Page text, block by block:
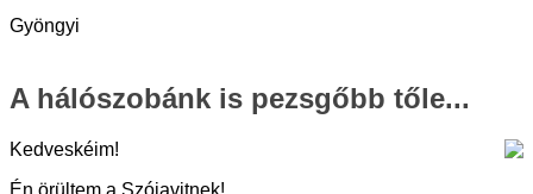
Gyöngyi
A hálószobánk is pezsgőbb tőle...
Kedveskéim!
Én örültem a Szójavitnek!